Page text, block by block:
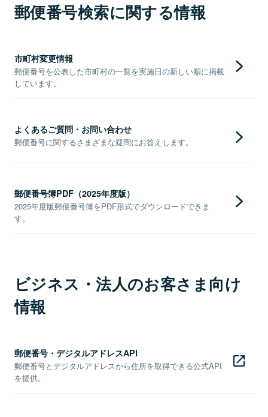
郵便番号検索に関する情報
市町村変更情報
郵便番号を公表した市町村の一覧を実施日の新しい順に掲載
しています。
よくあるご質問・お問い合わせ
郵便番号に関するさまざまな疑問にお答えします。
郵便番号簿PDF（2025年度版）
2025年度版郵便番号簿をPDF形式でダウンロードできま
す。
ビジネス・法人のお客さま向け
情報
郵便番号・デジタルアドレスAPI
郵便番号とデジタルアドレスから住所を取得できる公式API
を提供。